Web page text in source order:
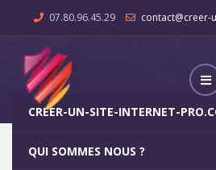
07.80.96.45.29
CREER-UN-SITE-INTERNET-
QUI SOMMES NOUS ?
Agence Web